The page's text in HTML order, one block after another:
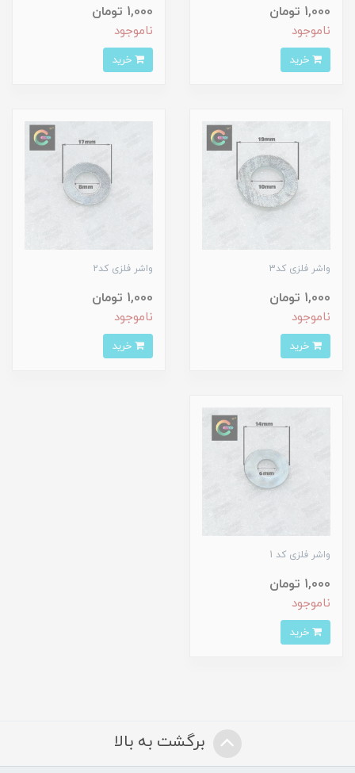
1,000 تومان
ناموجود
1,000 تومان
ناموجود
واشر فلزی کد3
1,000 تومان
ناموجود
واشر فلزی کد2
1,000 تومان
ناموجود
واشر فلزی کد 1
1,000 تومان
ناموجود
برگشت به بالا